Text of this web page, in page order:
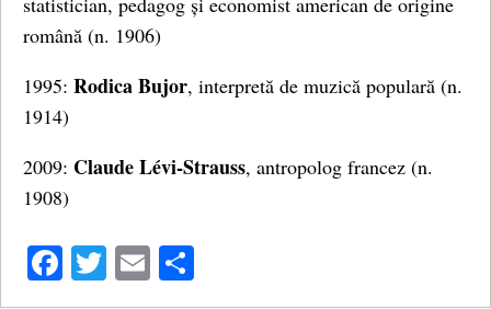
română (n. 1906)
1995: Rodica Bujor, interpretă de muzică populară (n.
1914)
2009: Claude Lévi-Strauss, antropolog francez (n.
1908)
Facebook
Twitter
Email